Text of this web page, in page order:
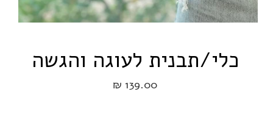
כלי/תבנית לעוגה והגשה
139.00 ₪